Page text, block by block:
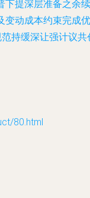
下提深层准备之余续
变动成本约束完成优
持缓深让强计议共
80.html